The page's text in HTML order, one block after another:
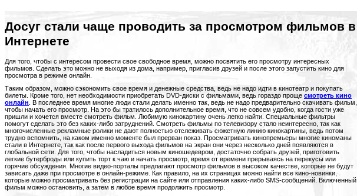
Досуг стали чаще проводить за просмотром фильмов в
Интернете
Для того, чтобы с интересом провести свое свободное время, можно посвятить его просмотру интересных
фильмов. Сделать это можно не выходя из дома, например, пригласив друзей и после этого запустить кино для
просмотра в режиме онлайн.
Таким образом, можно сэкономить свое время и денежные средства, ведь не надо идти в кинотеатр и покупать
билеты. Кроме того, нет необходимости приобретать DVD-диски с фильмами, ведь гораздо проще смотреть кино
онлайн . В последнее время многие люди стали делать именно так, ведь не надо предварительно скачивать фильм,
чтобы начать его просмотр. На это бы тратилось дополнительное время, что не совсем удобно, когда гости уже
пришли и хочется вместе смотреть фильм. Любимую кинокартину очень легко найти. Специальные фильтры
помогут сделать это без каких-либо затруднений. Смотреть фильмы по телевизору стало неинтересно, так как
многочисленные рекламные ролики не дают полностью отслеживать сюжетную линию кинокартины, ведь потом
трудно вспомнить, на каком именно моменте был прерван показ. Просматривать кинопремьеры многие киноманы
стали в Интернете, так как после первого выхода фильмов на экран они через несколько дней появляются в
глобальной сети. Для того, чтобы насладиться новым киношедевром, достаточно собрать друзей, приготовить
легкие бутерброды или купить торт к чаю и начать просмотр, время от времени прерываясь на перекусы или
горячие обсуждения. Многие видео-порталы предлагают просмотр фильмов в высоком качестве, которые не будут
зависать даже при просмотре в онлайн-режиме. Как правило, на их страницах можно найти все кино-новинки,
которые можно просматривать без регистрации на сайте или отправления каких-либо SMS-сообщений. Включенный
фильм можно остановить, а затем в любое время продолжить просмотр.